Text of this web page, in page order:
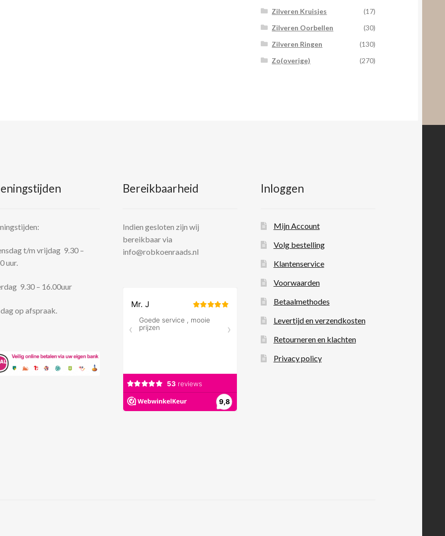
Zilveren Kruisjes
(17)
Zilveren Oorbellen
(30)
Zilveren Ringen
(130)
Zo(overige)
(270)
t/m vrijdag 9.30 –
uur.
9.30 – 16.00uur
op afspraak.
Bereikbaarheid
Indien gesloten zijn wij
bereikbaar via
info@robkoenraads.nl
Inloggen
Mijn Account
Volg bestelling
Klantenservice
Voorwaarden
Betaalmethodes
Levertijd en verzendkosten
Retourneren en klachten
Privacy policy